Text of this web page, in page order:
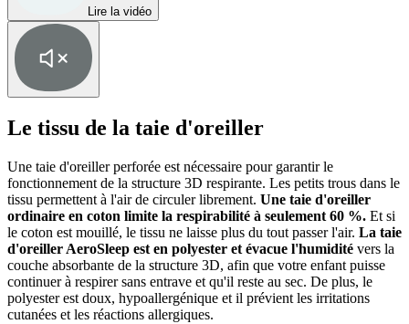
Lire la vidéo
Le tissu de la taie d'oreiller
Une taie d'oreiller perforée est nécessaire pour garantir le
fonctionnement de la structure 3D respirante. Les petits trous dans le
tissu permettent à l'air de circuler librement. Une taie d'oreiller
ordinaire en coton limite la respirabilité à seulement 60 %. Et si
le coton est mouillé, le tissu ne laisse plus du tout passer l'air. La taie
d'oreiller AeroSleep est en polyester et évacue l'humidité vers la
couche absorbante de la structure 3D, afin que votre enfant puisse
continuer à respirer sans entrave et qu'il reste au sec. De plus, le
polyester est doux, hypoallergénique et il prévient les irritations
cutanées et les réactions allergiques.